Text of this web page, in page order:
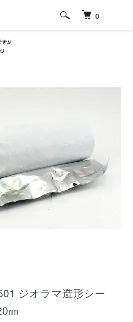
0
素材
ジオラマ造形シー
㎜